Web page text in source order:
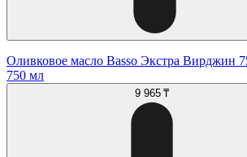
Оливковое масло Basso Экстра Вирджин
750 мл
9 965 ₸